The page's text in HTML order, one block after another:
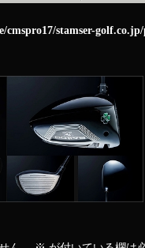
cmspro17/stamser-